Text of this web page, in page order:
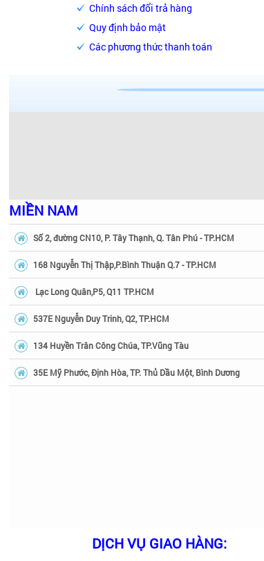
Chính sách đổi trả hàng
Quy định bảo mật
Các phương thức thanh toán
MIỀN NAM
Số 2, đường CN10, P. Tây Thạnh, Q. Tân Phú - TP.HCM
168 Nguyễn Thị Thập,P.Bình Thuận Q.7 - TP.HCM
Lạc Long Quân,P5, Q11 TP.HCM
537E Nguyễn Duy Trinh, Q2, TP.HCM
134 Huyền Trân Công Chúa, TP.Vũng Tàu
35E Mỹ Phước, Định Hòa, TP. Thủ Dầu Một, Bình Dương
DỊCH VỤ GIAO HÀNG: